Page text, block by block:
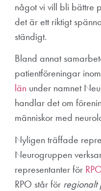
något vi vill bli bättre
det är ett riktigt
ständigt.
Bland annat
patientföreningar inom
län under namnet
handlar det om
människor med
Nyligen träffade
Neurogruppen
representanter för
RPO står för regionalt